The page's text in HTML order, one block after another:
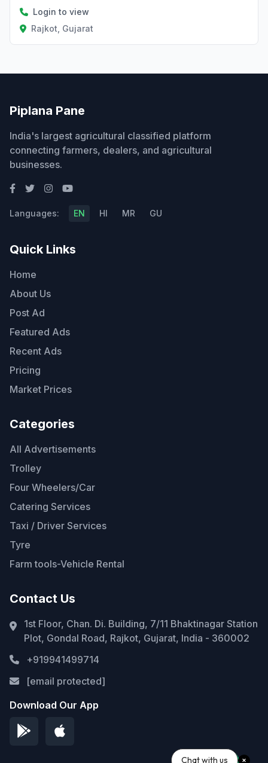
Login to view
Rajkot, Gujarat
Piplana Pane
India's largest agricultural classified platform
connecting farmers, dealers, and agricultural
businesses.
Languages: EN HI MR GU
Quick Links
Home
About Us
Post Ad
Featured Ads
Recent Ads
Pricing
Market Prices
Categories
All Advertisements
Trolley
Four Wheelers/Car
Catering Services
Taxi / Driver Services
Tyre
Farm tools-Vehicle Rental
Contact Us
1st Floor, Chan. Di. Building, 7/11 Bhaktinagar Station
Plot, Gondal Road, Rajkot, Gujarat, India - 360002
+919941499714
[email protected]
Download Our App
Chat with us